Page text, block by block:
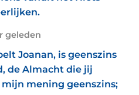
geleden
Joanan, is geenszins
de Almacht die jij
mening geenszins;